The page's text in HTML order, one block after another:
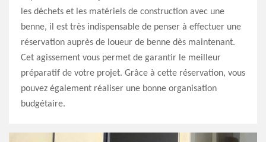
les déchets et les matériels de construction avec une
benne, il est très indispensable de penser à effectuer une
réservation auprès de loueur de benne dès maintenant.
Cet agissement vous permet de garantir le meilleur
préparatif de votre projet. Grâce à cette réservation, vous
pouvez également réaliser une bonne organisation
budgétaire.